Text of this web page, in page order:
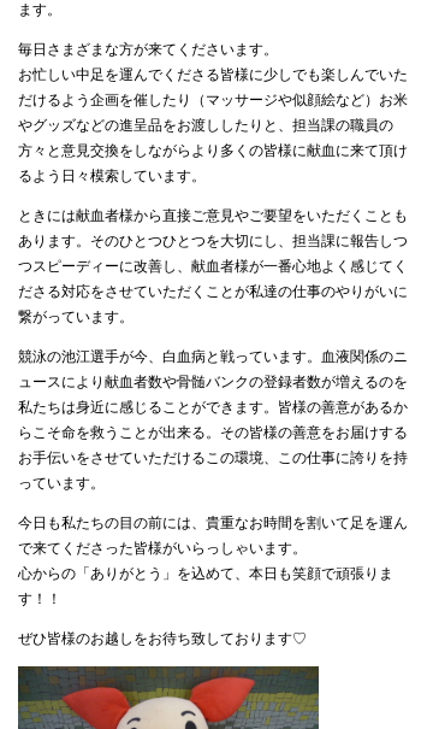
ます。
毎日さまざまな方が来てくださいます。
お忙しい中足を運んでくださる皆様に少しでも楽しんでいた
だけるよう企画を催したり（マッサージや似顔絵など）お米
やグッズなどの進呈品をお渡ししたりと、担当課の職員の
方々と意見交換をしながらより多くの皆様に献血に来て頂け
るよう日々模索しています。
ときには献血者様から直接ご意見やご要望をいただくことも
あります。そのひとつひとつを大切にし、担当課に報告しつ
つスピーディーに改善し、献血者様が一番心地よく感じてく
ださる対応をさせていただくことが私達の仕事のやりがいに
繋がっています。
競泳の池江選手が今、白血病と戦っています。血液関係のニ
ュースにより献血者数や骨髄バンクの登録者数が増えるのを
私たちは身近に感じることができます。皆様の善意があるか
らこそ命を救うことが出来る。その皆様の善意をお届けする
お手伝いをさせていただけるこの環境、この仕事に誇りを持
っています。
今日も私たちの目の前には、貴重なお時間を割いて足を運ん
で来てくださった皆様がいらっしゃいます。
心からの「ありがとう」を込めて、本日も笑顔で頑張りま
す！！
ぜひ皆様のお越しをお待ち致しております♡